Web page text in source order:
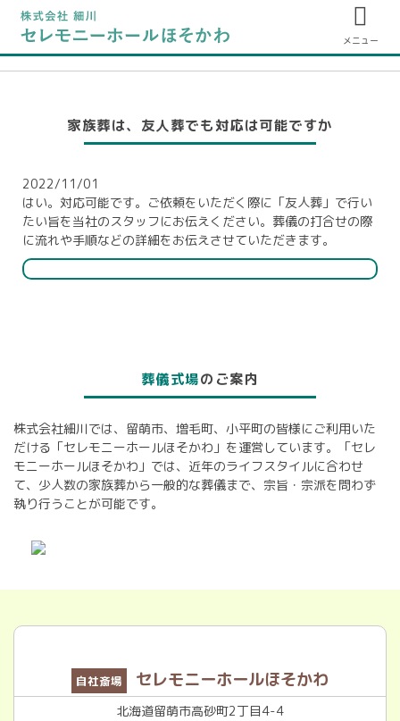
メニュー
家族葬は、友人葬でも対応は可能ですか
2022/11/01
はい。対応可能です。ご依頼をいただく際に「友人葬」で行い
たい旨を当社のスタッフにお伝えください。葬儀の打合せの際
に流れや手順などの詳細をお伝えさせていただきます。
葬儀式場のご案内
株式会社細川では、留萌市、増毛町、小平町の皆様にご利用いた
だける「セレモニーホールほそかわ」を運営しています。「セレ
モニーホールほそかわ」では、近年のライフスタイルに合わせ
て、少人数の家族葬から一般的な葬儀まで、宗旨・宗派を問わず
執り行うことが可能です。
自社斎場 セレモニーホールほそかわ
北海道留萌市高砂町2丁目4-4